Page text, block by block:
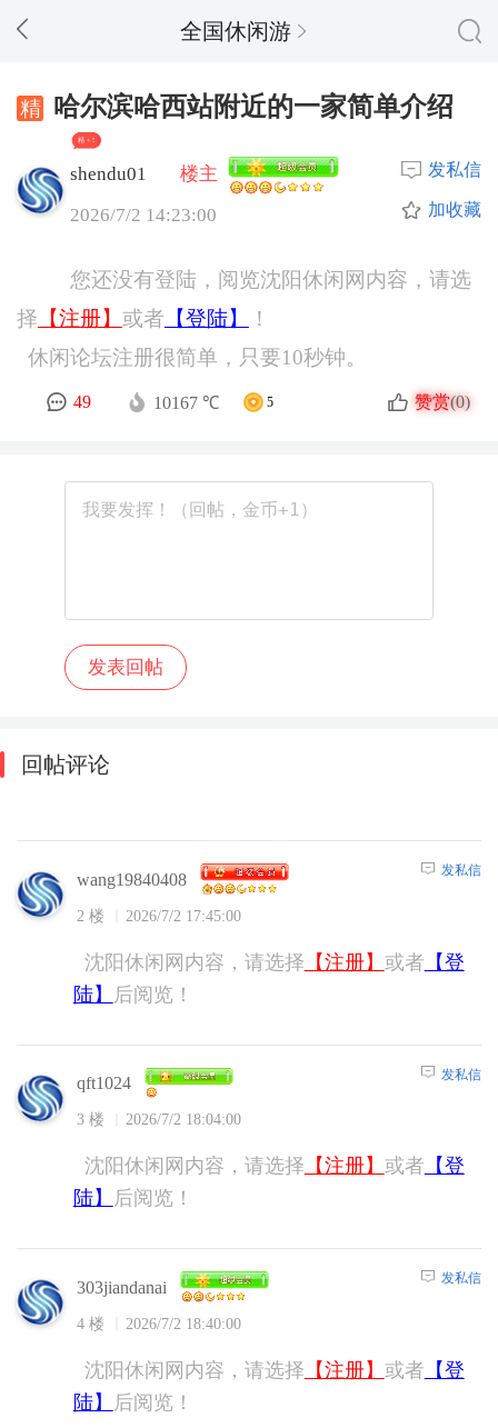
全国休闲游
哈尔滨哈西站附近的一家简单介绍
精 + 5
shendu01
楼主
2026/7/2 14:23:00
发私信
加收藏
您还没有登陆，阅览沈阳休闲网内容，请选
择 【注册】 或者 【登陆】
！
休闲论坛注册很简单，只要10秒钟。
49 10167 ℃ 5 赞赏(0)
回帖评论
wang19840408
2 楼 2026/7/2 17:45:00
发私信
沈阳休闲网内容，请选择 【注册】 或者 【登
陆】
后阅览！
qft1024
3 楼 2026/7/2 18:04:00
发私信
沈阳休闲网内容，请选择 【注册】 或者 【登
陆】
后阅览！
303jiandanai
4 楼 2026/7/2 18:40:00
发私信
沈阳休闲网内容，请选择 【注册】 或者 【登
陆】
后阅览！